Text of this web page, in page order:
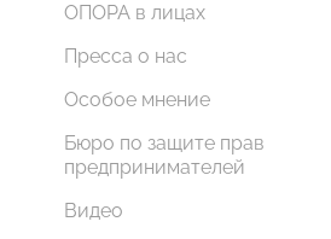
ОПОРА в лицах
Пресса о нас
Особое мнение
Бюро по защите прав
предпринимателей
Видео